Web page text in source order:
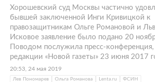
Хорошевский суд Москвы частично
бывшей заключенной Инги Кривицкой к
правозащитникам Ольге Романовой и
Исковое заявление было подано 20
Поводом послужила пресс-конференция,
редакции «Новой газеты» 23 июня 2017
20:53, 24 мая 2019
Лев Пономарев Ольга Романова Lenta.ru ФСИН